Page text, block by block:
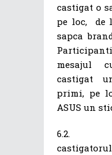
castigat o
pe loc, de
sapca
mesajul
castigat
primi, pe
ASUS un
6.2. In